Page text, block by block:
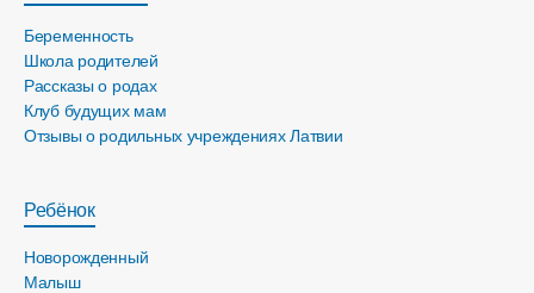
Беременность
Школа родителей
Рассказы о родах
Клуб будущих мам
Отзывы о родильных учреждениях Латвии
Ребёнок
Новорожденный
Малыш